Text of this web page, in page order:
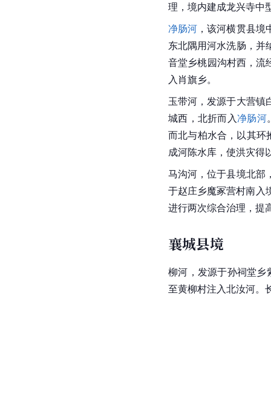
理，境内建成龙兴寺中
净肠河 ，该河横贯县
东北隅用河水洗肠，并
音堂乡桃园沟村西，流
入 肖旗乡。
玉带河 ，发源于大营镇
城西，北折而入净肠河
而北与柏水合，以其环
成河陈水库，使洪灾得
马沟河，位于县境北部
于赵庄乡魔冢营村南入
进行两次综合治理，提
襄城县境
柳河，发源于孙祠堂乡
至黄柳村注入北汝河。